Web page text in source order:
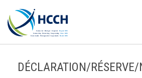
DÉCLARATION/